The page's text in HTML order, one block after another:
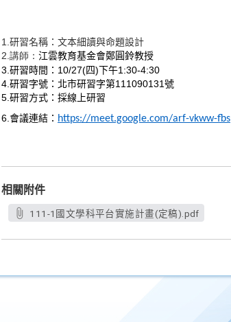
1. 研習名稱：文本細讀與命題設計
2. 講師： 江雲教育基金會鄭圓鈴教授
3.研習時間：10/27(四)下午1:30-4:30
4.研習字號：北市研習字第111090131號
5.研習方式：採線上研習
6.會議連結： https://meet.google.com/arf-vkww-fbs
相關附件
111-1國文學科平台實施計畫(定稿).pdf